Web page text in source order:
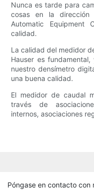
Nunca es tarde para
cosas en la dirección
Automatic
calidad.
La calidad del medidor
Hauser es
nuestro densímetro
una buena calidad.
El medidor de caudal
través de
internos, asociaciones
Póngase en contacto con